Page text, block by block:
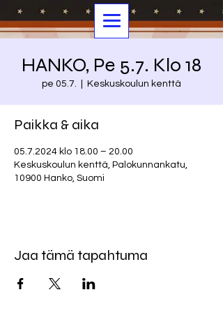
HANKO, Pe 5.7. Klo 18
pe 05.7. Keskuskoulun kenttä
Paikka & aika
05.7.2024 klo 18.00 – 20.00
Keskuskoulun kenttä, Palokunnankatu,
10900 Hanko, Suomi
Jaa tämä tapahtuma